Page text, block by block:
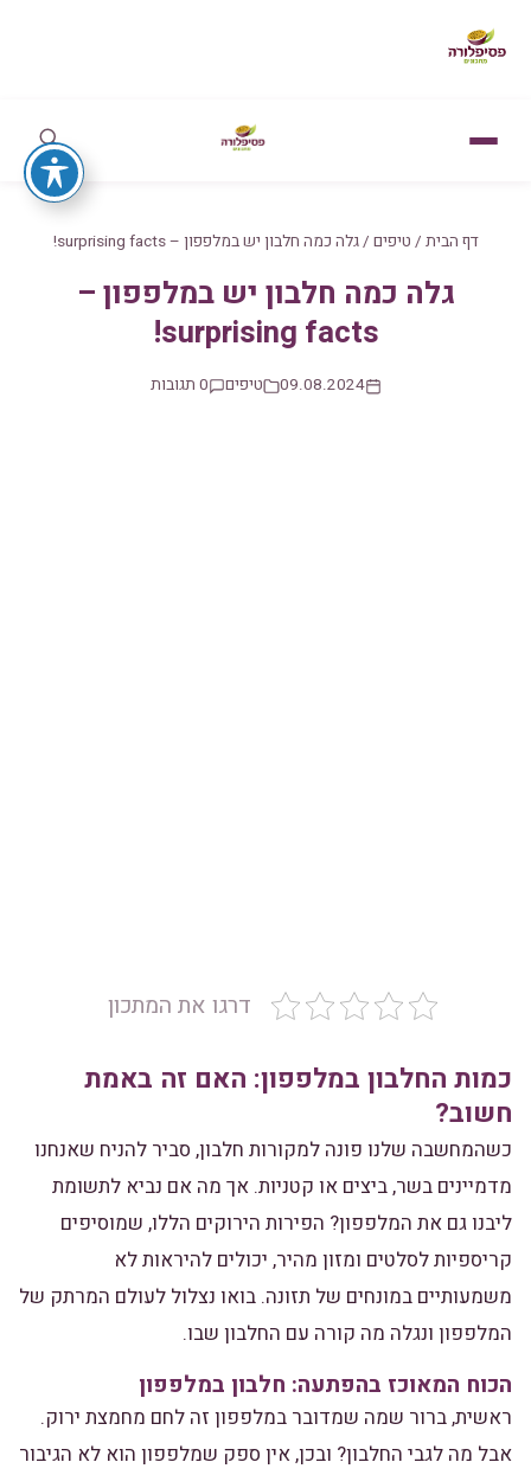
דף הבית / טיפים /גלה כמה חלבון יש במלפפון – surprising facts!
גלה כמה חלבון יש במלפפון –
surprising facts!
09.08.2024 טיפים 0 תגובות
דרגו את המתכון
כמות החלבון במלפפון: האם זה באמת
חשוב?
כשהמחשבה שלנו פונה למקורות חלבון, סביר להניח שאנחנו
מדמיינים בשר, ביצים או קטניות. אך מה אם נביא לתשומת
ליבנו גם את המלפפון? הפירות הירוקים הללו, שמוסיפים
קריספיות לסלטים ומזון מהיר, יכולים להיראות לא
משמעותיים במונחים של תזונה. בואו נצלול לעולם המרתק של
המלפפון ונגלה מה קורה עם החלבון שבו.
הכוח המאוכז בהפתעה: חלבון במלפפון
ראשית, ברור שמה שמדובר במלפפון זה לחם מחמצת ירוק.
אבל מה לגבי החלבון? ובכן, אין ספק שמלפפון הוא לא הגיבור